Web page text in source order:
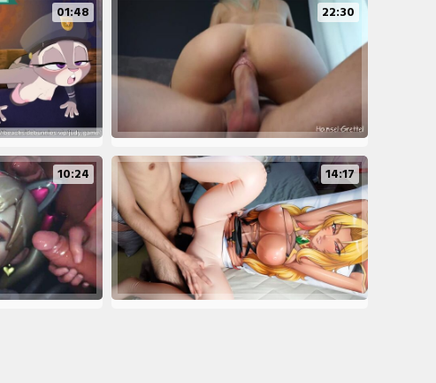
01:48 22:30
10:24 14:17